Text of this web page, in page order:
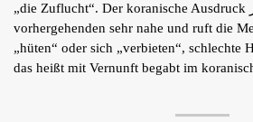
„die Zuflucht“. Der koranische Ausdruck ذو حِجْر ist somit dem
vorhergehenden sehr nahe und ruft die
„hüten“ oder sich „verbieten“, schlechte
das heißt mit Vernunft begabt im